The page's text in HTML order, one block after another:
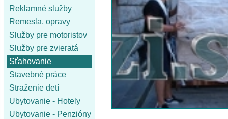
Reklamné služby
Remesla, opravy
Služby pre motoristov
Služby pre zvieratá
Sťahovanie
Stavebné práce
Straženie detí
Ubytovanie - Hotely
Ubytovanie - Penzióny